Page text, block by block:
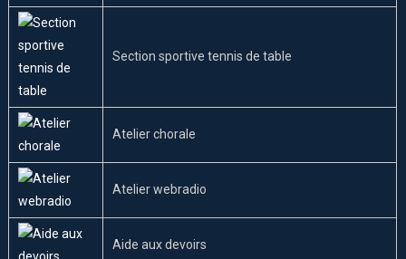
Section sportive tennis de table
Atelier chorale
Atelier webradio
Aide aux devoirs